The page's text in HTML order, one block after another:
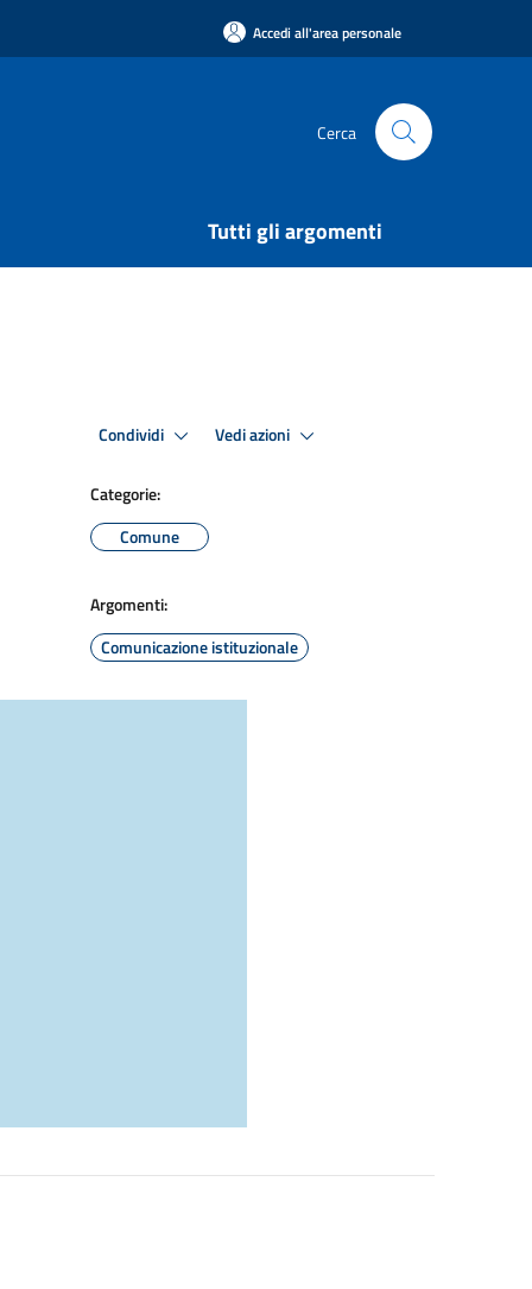
Accedi all'area personale
Cerca
Tutti gli argomenti
Condividi Vedi azioni
Categorie:
Comune
Argomenti:
Comunicazione istituzionale